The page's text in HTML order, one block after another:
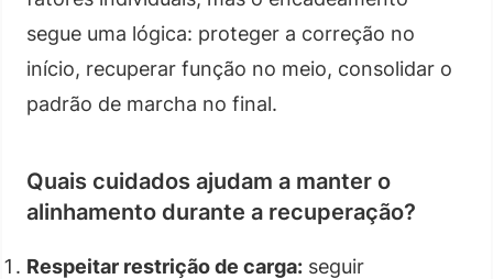
segue uma lógica: proteger a correção no
início, recuperar função no meio, consolidar o
padrão de marcha no final.
Quais cuidados ajudam a manter o
alinhamento durante a recuperação?
Respeitar restrição de carga: seguir